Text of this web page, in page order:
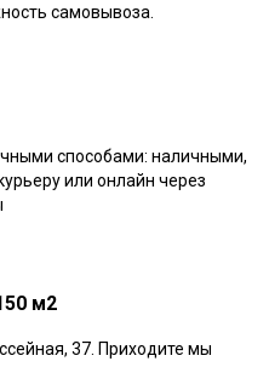
самовывоза.
способами: наличными,
или онлайн через
м2
37. Приходите мы